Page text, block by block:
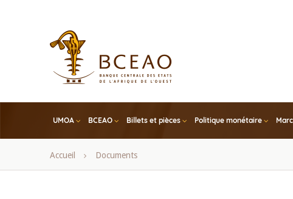
UMOA BCEAO Billets et pièces Politique monétaire
Fil
Accueil Documents